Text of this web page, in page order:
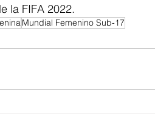
la FIFA 2022.
Mundial Femenino Sub-17